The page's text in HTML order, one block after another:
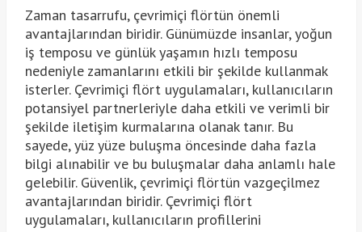
Zaman tasarrufu, çevrimiçi flörtün önemli
avantajlarından biridir. Günümüzde insanlar, yoğun
iş temposu ve günlük yaşamın hızlı temposu
nedeniyle zamanlarını etkili bir şekilde kullanmak
isterler. Çevrimiçi flört uygulamaları, kullanıcıların
potansiyel partnerleriyle daha etkili ve verimli bir
şekilde iletişim kurmalarına olanak tanır. Bu
sayede, yüz yüze buluşma öncesinde daha fazla
bilgi alınabilir ve bu buluşmalar daha anlamlı hale
gelebilir. Güvenlik, çevrimiçi flörtün vazgeçilmez
avantajlarından biridir. Çevrimiçi flört
uygulamaları, kullanıcıların profillerini